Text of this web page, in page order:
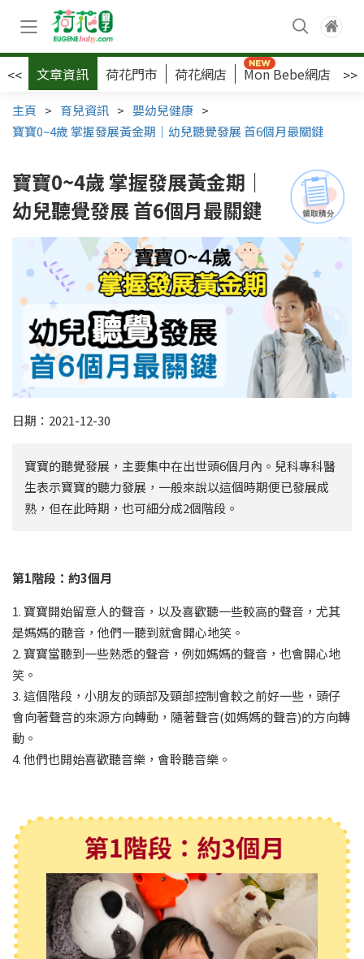
<< 文章資訊 荷花門市 荷花網店 Mon Bebe網店 >>
主頁 > 育兒資訊 > 嬰幼兒健康 >
寶寶0~4歲 掌握發展黃金期｜幼兒聽覺發展 首6個月最關鍵
寶寶0~4歲 掌握發展黃金期｜
幼兒聽覺發展 首6個月最關鍵
日期：2021-12-30
寶寶的聽覺發展，主要集中在出世頭6個月內。兒科專科醫
生表示寶寶的聽力發展，一般來說以這個時期便已發展成
熟，但在此時期，也可細分成2個階段。
第1階段：約3個月
1. 寶寶開始留意人的聲音，以及喜歡聽一些較高的聲音，尤其
是媽媽的聽音，他們一聽到就會開心地笑。
2. 寶寶當聽到一些熟悉的聲音，例如媽媽的聲音，也會開心地
笑。
3. 這個階段，小朋友的頭部及頸部控制會較之前好一些，頭仔
會向著聲音的來源方向轉動，隨著聲音(如媽媽的聲音)的方向轉
動。
4. 他們也開始喜歡聽音樂，會聆聽音樂。